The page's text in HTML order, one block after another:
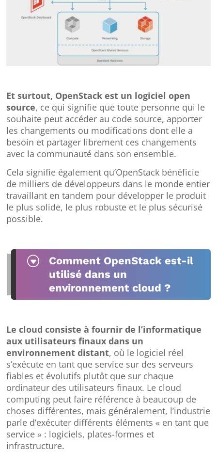
Et surtout, OpenStack est un logiciel open
source, ce qui signifie que toute personne qui le
souhaite peut accéder au code source, apporter
les changements ou modifications dont elle a
besoin et partager librement ces changements
avec la communauté dans son ensemble.
Cela signifie également qu’OpenStack bénéficie
de milliers de développeurs dans le monde entier
travaillant en tandem pour développer le produit
le plus solide, le plus robuste et le plus sécurisé
possible.
G
Comment OpenStack est-il
utilisé dans un
environnement cloud ?
Le cloud consiste à fournir de l’informatique
aux utilisateurs finaux dans un
environnement distant, où le logiciel réel
s’exécute en tant que service sur des serveurs
fiables et évolutifs plutôt que sur chaque
ordinateur des utilisateurs finaux. Le cloud
computing peut faire référence à beaucoup de
choses différentes, mais généralement, l’industrie
parle d’exécuter différents éléments « en tant que
service » : logiciels, plates-formes et
infrastructure.